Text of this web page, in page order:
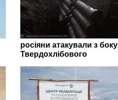
росіяни атакували з боку
Твердохлібового